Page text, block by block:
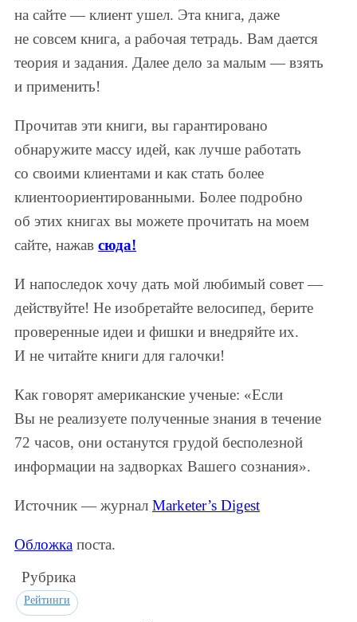
на сайте — клиент ушел. Эта книга, даже
не совсем книга, а рабочая тетрадь. Вам дается
теория и задания. Далее дело за малым — взять
и применить!
Прочитав эти книги, вы гарантировано
обнаружите массу идей, как лучше работать
со своими клиентами и как стать более
клиентоориентированными. Более подробно
об этих книгах вы можете прочитать на моем
сайте, нажав сюда!
И напоследок хочу дать мой любимый совет —
действуйте! Не изобретайте велосипед, берите
проверенные идеи и фишки и внедряйте их.
И не читайте книги для галочки!
Как говорят американские ученые: «Если
Вы не реализуете полученные знания в течение
72 часов, они останутся грудой бесполезной
информации на задворках Вашего сознания».
Источник — журнал Marketer’s Digest
Обложка поста.
Рубрика
Рейтинги